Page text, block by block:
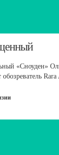
«Сноуден»
обозреватель